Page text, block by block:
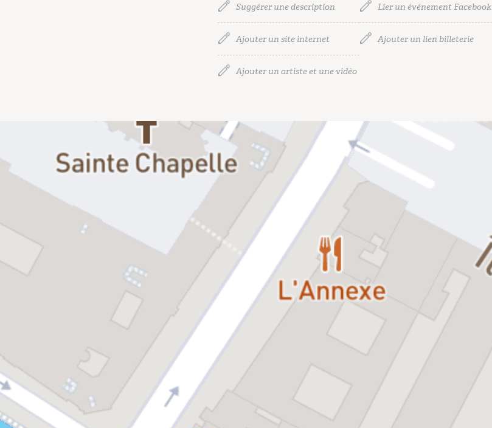
Suggérer une description Lier un événement Facebook
Ajouter un site internet Ajouter un lien billeterie
Ajouter un artiste et une vidéo